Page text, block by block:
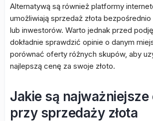
Alternatywą są również platformy
umożliwiają sprzedaż złota
lub inwestorów. Warto jednak przed
dokładnie sprawdzić opinie o danym
porównać oferty różnych skupów, aby
najlepszą cenę za swoje złoto.
Jakie są najważniejsze
przy sprzedaży złota